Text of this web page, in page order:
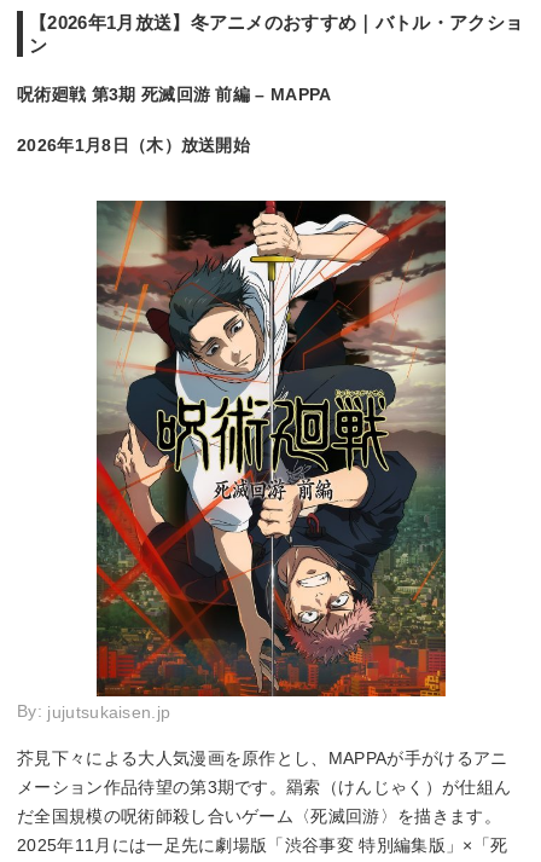
【2026年1月放送】冬アニメのおすすめ｜バトル・アクショ
ン
呪術廻戦 第3期 死滅回游 前編 – MAPPA
2026年1月8日（木）放送開始
By: jujutsukaisen.jp
芥見下々による大人気漫画を原作とし、MAPPAが手がけるアニ
メーション作品待望の第3期です。羂索（けんじゃく）が仕組ん
だ全国規模の呪術師殺し合いゲーム〈死滅回游〉を描きます。
2025年11月には一足先に劇場版「渋谷事変 特別編集版」×「死